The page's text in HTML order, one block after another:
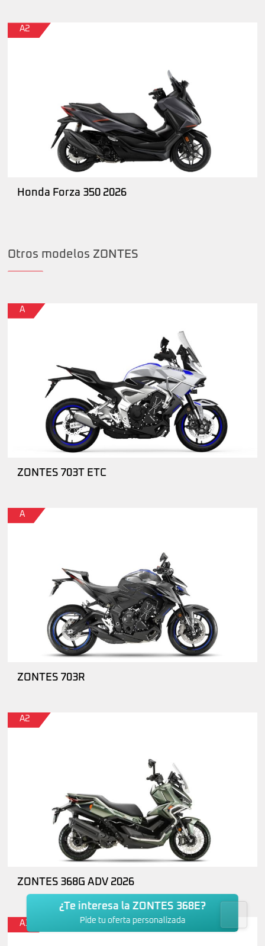
A2
Honda Forza 350 2026
Otros modelos ZONTES
A
ZONTES 703T ETC
A
ZONTES 703R
A2
ZONTES 368G ADV 2026
A1
¿Te interesa la ZONTES 368E?
Pide tu oferta personalizada